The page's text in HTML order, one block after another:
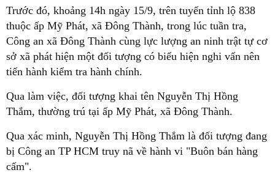
Trước đó, khoảng 14h ngày 15/9, trên tuyến tỉnh lộ 838
thuộc ấp Mỹ Phát, xã Đông Thành, trong lúc tuần tra,
Công an xã Đông Thành cùng lực lượng an ninh trật tự cơ
sở xã phát hiện một đối tượng có biểu hiện nghi vấn nên
tiến hành kiểm tra hành chính.
Qua làm việc, đối tượng khai tên Nguyễn Thị Hồng
Thắm, thường trú tại ấp Mỹ Phát, xã Đông Thành.
Qua xác minh, Nguyễn Thị Hồng Thắm là đối tượng đang
bị Công an TP HCM truy nã về hành vi "Buôn bán hàng
cấm".